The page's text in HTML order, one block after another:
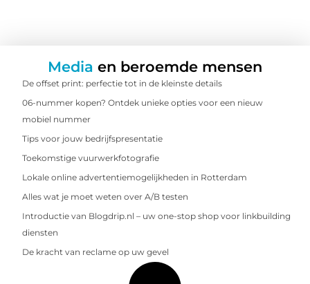
Media en beroemde mensen
De offset print: perfectie tot in de kleinste details
06-nummer kopen? Ontdek unieke opties voor een nieuw
mobiel nummer
Tips voor jouw bedrijfspresentatie
Toekomstige vuurwerkfotografie
Lokale online advertentiemogelijkheden in Rotterdam
Alles wat je moet weten over A/B testen
Introductie van Blogdrip.nl – uw one-stop shop voor linkbuilding
diensten
De kracht van reclame op uw gevel